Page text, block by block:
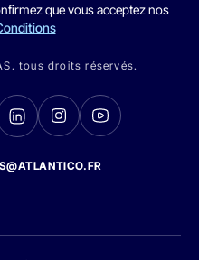
que vous acceptez nos
tous droits réservés.